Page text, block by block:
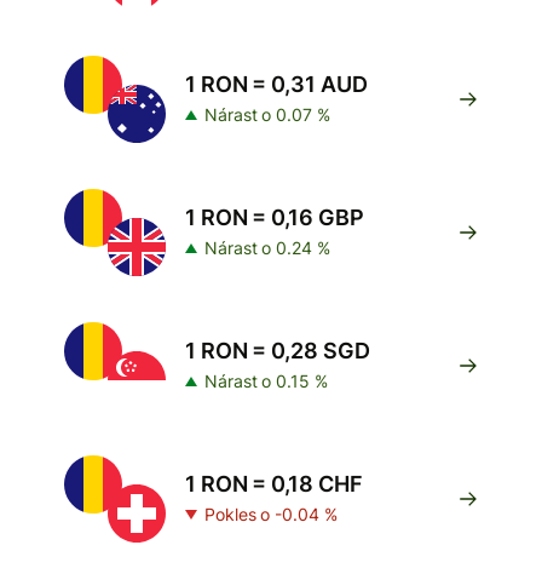
1 RON = 0,31 AUD
Nárast o 0.07 %
1 RON = 0,16 GBP
Nárast o 0.24 %
1 RON = 0,28 SGD
Nárast o 0.15 %
1 RON = 0,18 CHF
Pokles o -0.04 %